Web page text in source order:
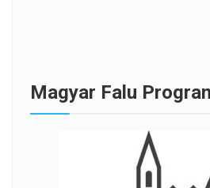
Magyar Falu